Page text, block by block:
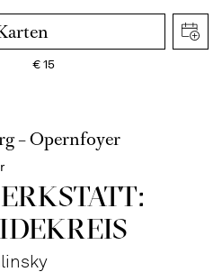
€15
– Opernfoyer